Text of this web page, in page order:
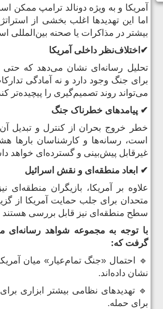
آمریکا و به ‌ویژه دونالد ترامپ ممکن
اما این تهدیدها اغلب بخشی از
بیشتر در مذاکرات یا صحنه بین‌المللی
✔ اختلاف‌نظر داخلی آمریکا
تحلیل رسانه‌ای نشان می‌دهد که حتی
برای جنگ وجود دارد و نه آمادگی
می‌تواند روند تصمیم‌گیری را پیچیده‌تر
✔ پیامدهای خطرناک جنگ
خطر خروج بحران از کنترل و تبدیل
است، رسانه‌ها و کارشناسان بارها
غیرقابل پیش‌بینی و گسترده‌ای خواهد
✔ ابعاد منطقه‌ای و نقش اسرائیل
علاوه بر آمریکا، بازیگران
متحدان برای جلب حمایت آمریکا از
سطح منطقه‌ای نیز قابل بررسی
با توجه به مجموعه شواهد رسانه‌ای
گرفت که:
🔹 احتمال «جنگ تمام‌عیار» میان
نشان داده‌اند.
🔹 تهدیدهای نظامی بیشتر ابزاری
برای حمله.